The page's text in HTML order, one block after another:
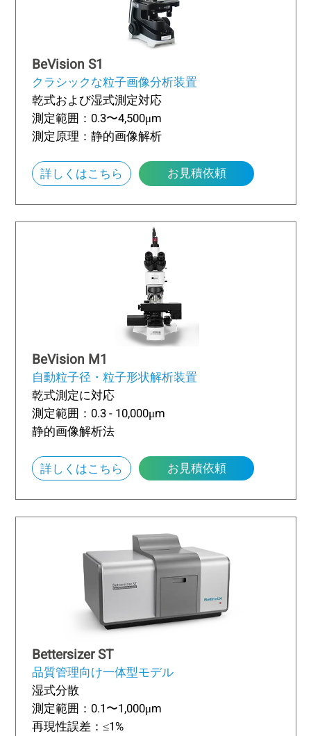
BeVision S1
クラシックな粒子画像分析装置
乾式および湿式測定対応
測定範囲：0.3〜4,500μm
測定原理：静的画像解析
詳しくはこちら お見積依頼
BeVision M1
自動粒子径・粒子形状解析装置
乾式測定に対応
測定範囲：0.3 - 10,000μm
静的画像解析法
詳しくはこちら お見積依頼
Bettersizer ST
品質管理向け一体型モデル
湿式分散
測定範囲：0.1〜1,000μm
再現性誤差：≤1%